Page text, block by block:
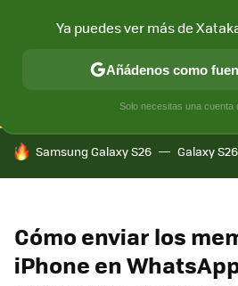
CONECTIVIDAD MÓVIL Y
HOY SE HABLA DE
Samsung Galaxy S26 Galaxy S26
Cómo enviar los
iPhone en
Ya puedes ver más de
Añádenos como
Solo necesitas una cuenta